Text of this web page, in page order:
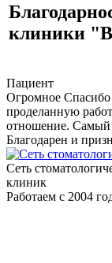
звонок
клиники
Пациент
Огромное Спасибо
проделанную
отношение. Самый
Благодарен и
Сеть
клиник
Работаем с 2004